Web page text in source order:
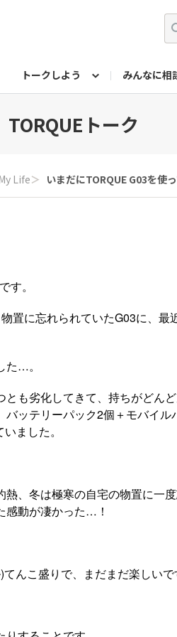
トークしよう みんなに相
TORQUEトーク
Life＞ いまだにTORQUE G03を使
す。
置に忘れられていたG03に、最
た…。
も劣化してきて、持ちがどん
ッテリーパック2個＋モバイ
ました。
、冬は極寒の自宅の物置に一
感動が凄かった…！
んこ盛りで、まだまだ楽しいで